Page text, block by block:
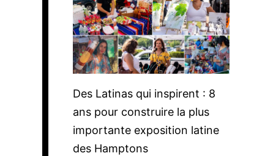
Des Latinas qui inspirent : 8
ans pour construire la plus
importante exposition latine
des Hamptons